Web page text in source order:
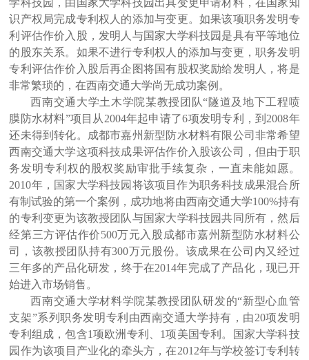
识产权局完成专利权人的添加与变更。如果该项职务发明专
利评估作价入股，发明人与国家大学科技园是具有平等地位
的股东关系。如果不进行专利权人的添加与变更，职务发明
专利评估作价入股后再企图将国有股权奖励给发明人，将是
非常繁琐的，在西南交通大学尚无成功案例。
西南交通大学土木学院某教授团队“隧道及地下工程喷
膜防水材料”项目从2004年起申请了6项发明专利，到2008年
还未得到转化。成都市嘉州新型防水材料有限公司非常希望
西南交通大学这项科技成果评估作价入股该公司，但由于职
务发明专利权的股权奖励审批手续复杂，一直未能如愿。
2010年，国家大学科技园将该项目作为职务科技成果混合所
有制试验的第一个案例，成功地将由西南交通大学100%持有
的专利变更为该教授团队与国家大学科技园共同所有，然后
经第三方评估作价500万元入股成都市嘉州新型防水材料公
司，该教授团队持有300万元股份。该成果在公司内又经过
三年多的产品化研发，终于在2014年完成了产品化，现已开
始进入市场销售。
西南交通大学材料学院某教授团队研发的“新型心血管
支架”系列职务发明专利由西南交通大学持有，由20项发明
专利组成，包含1项欧洲专利、1项美国专利。国家大学科技
园作为该项目产业化的牵头方，在2012年与学校签订专利转